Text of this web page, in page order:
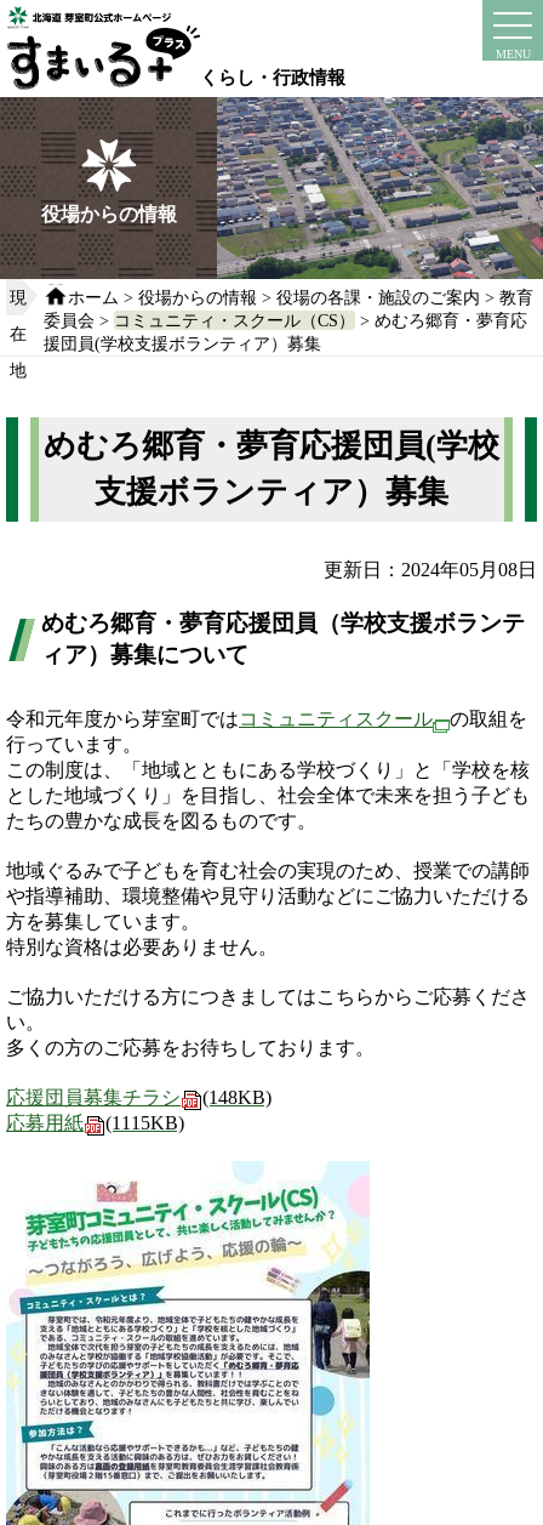
本
文
へ
移
動
る
くらし・行政情報
MENU
instagram
役場からの情報
現
在
地
ホーム > 役場からの情報 > 役場の各課・施設のご案内 > 教育
委員会> コミュニティ・スクール（CS）
> めむろ郷育・夢育応
援団員(学校支援ボランティア）募集
めむろ郷育・夢育応援団員(学校
支援ボランティア）募集
更新日：2024年05月08日
めむろ郷育・夢育応援団員（学校支援ボランテ
ィア）募集について
令和元年度から芽室町ではコミュニティスクール
の取組を
行っています。
この制度は、「地域とともにある学校づくり」と「学校を核
とした地域づくり」を目指し、社会全体で未来を担う子ども
たちの豊かな成長を図るものです。
地域ぐるみで子どもを育む社会の実現のため、授業での講師
や指導補助、環境整備や見守り活動などにご協力いただける
方を募集しています。
特別な資格は必要ありません。
ご協力いただける方につきましてはこちらからご応募くださ
い。
多くの方のご応募をお待ちしております。
応援団員募集チラシ
(148KB)
応募用紙
(1115KB)